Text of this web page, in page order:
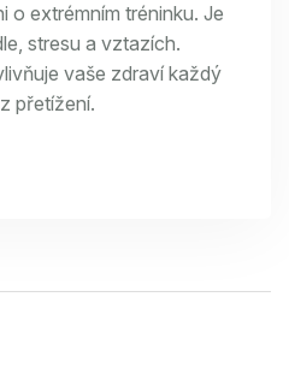
o extrémním tréninku. Je
stresu a vztazích.
vaše zdraví každý
přetížení.